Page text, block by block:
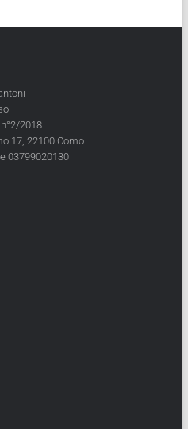
2018
17, 22100 Como
03799020130